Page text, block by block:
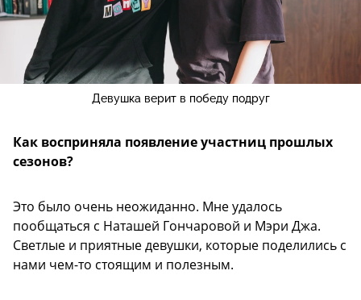
Девушка верит в победу подруг
Как восприняла появление участниц прошлых
сезонов?
Это было очень неожиданно. Мне удалось
пообщаться с Наташей Гончаровой и Мэри Джа.
Светлые и приятные девушки, которые поделились с
нами чем-то стоящим и полезным.